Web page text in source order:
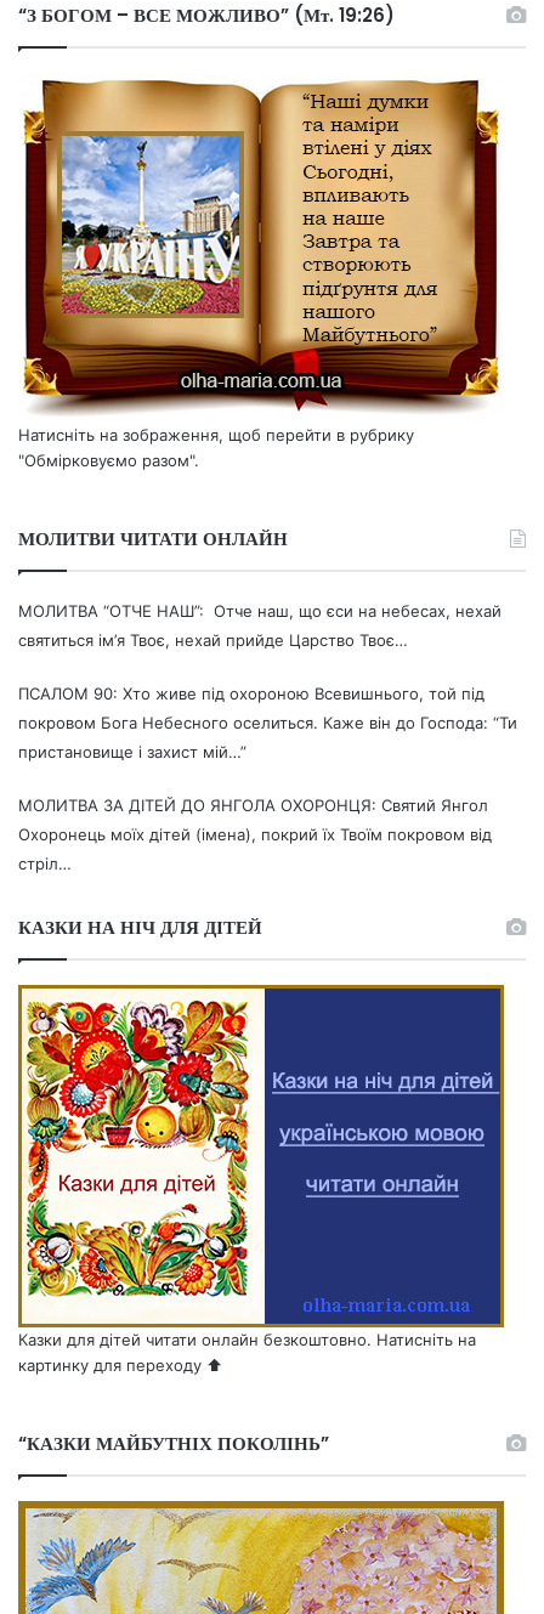
“З БОГОМ – ВСЕ МОЖЛИВО” (Мт. 19:26)
Натисніть на зображення, щоб перейти в рубрику
"Обмірковуємо разом".
МОЛИТВИ ЧИТАТИ ОНЛАЙН
МОЛИТВА “ОТЧЕ НАШ”: Отче наш, що єси на небесах, нехай
святиться ім’я Твоє, нехай прийде Царство Твоє…
ПСАЛОМ 90: Хто живе під охороною Всевишнього, той під
покровом Бога Небесного оселиться. Каже він до Господа: “Ти
пристановище і захист мій…”
МОЛИТВА ЗА ДІТЕЙ ДО ЯНГОЛА ОХОРОНЦЯ: Святий Янгол
Охоронець моїх дітей (імена), покрий їх Твоїм покровом від
стріл…
КАЗКИ НА НІЧ ДЛЯ ДІТЕЙ
Казки для дітей читати онлайн безкоштовно. Натисніть на
картинку для переходу ⬆️
“КАЗКИ МАЙБУТНІХ ПОКОЛІНЬ”